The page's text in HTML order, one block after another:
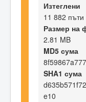
Изтеглени
11 882 пъти
Размер на
2.81 MB
MD5 сума
SHA1 сума
e10